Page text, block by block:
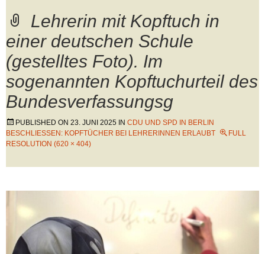
Lehrerin mit Kopftuch in
einer deutschen Schule
(gestelltes Foto). Im
sogenannten Kopftuchurteil des
Bundesverfassungsg
PUBLISHED ON 23. JUNI 2025 IN CDU UND SPD IN BERLIN
BESCHLIESSEN: KOPFTÜCHER BEI LEHRERINNEN ERLAUBT
FULL
RESOLUTION (620 × 404)